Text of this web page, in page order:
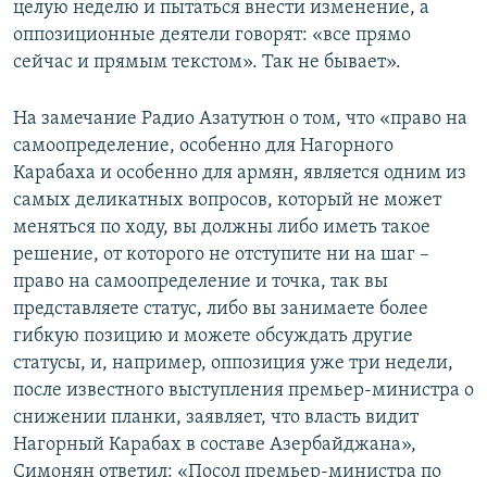
целую неделю и пытаться внести изменение, а
оппозиционные деятели говорят: «все прямо
сейчас и прямым текстом». Так не бывает».
На замечание Радио Азатутюн о том, что «право на
самоопределение, особенно для Нагорного
Карабаха и особенно для армян, является одним из
самых деликатных вопросов, который не может
меняться по ходу, вы должны либо иметь такое
решение, от которого не отступите ни на шаг –
право на самоопределение и точка, так вы
представляете статус, либо вы занимаете более
гибкую позицию и можете обсуждать другие
статусы, и, например, оппозиция уже три недели,
после известного выступления премьер-министра о
снижении планки, заявляет, что власть видит
Нагорный Карабах в составе Азербайджана»,
Симонян ответил: «Посол премьер-министра по